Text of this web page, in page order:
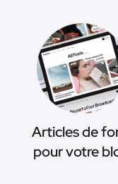
Articles de
pour votre